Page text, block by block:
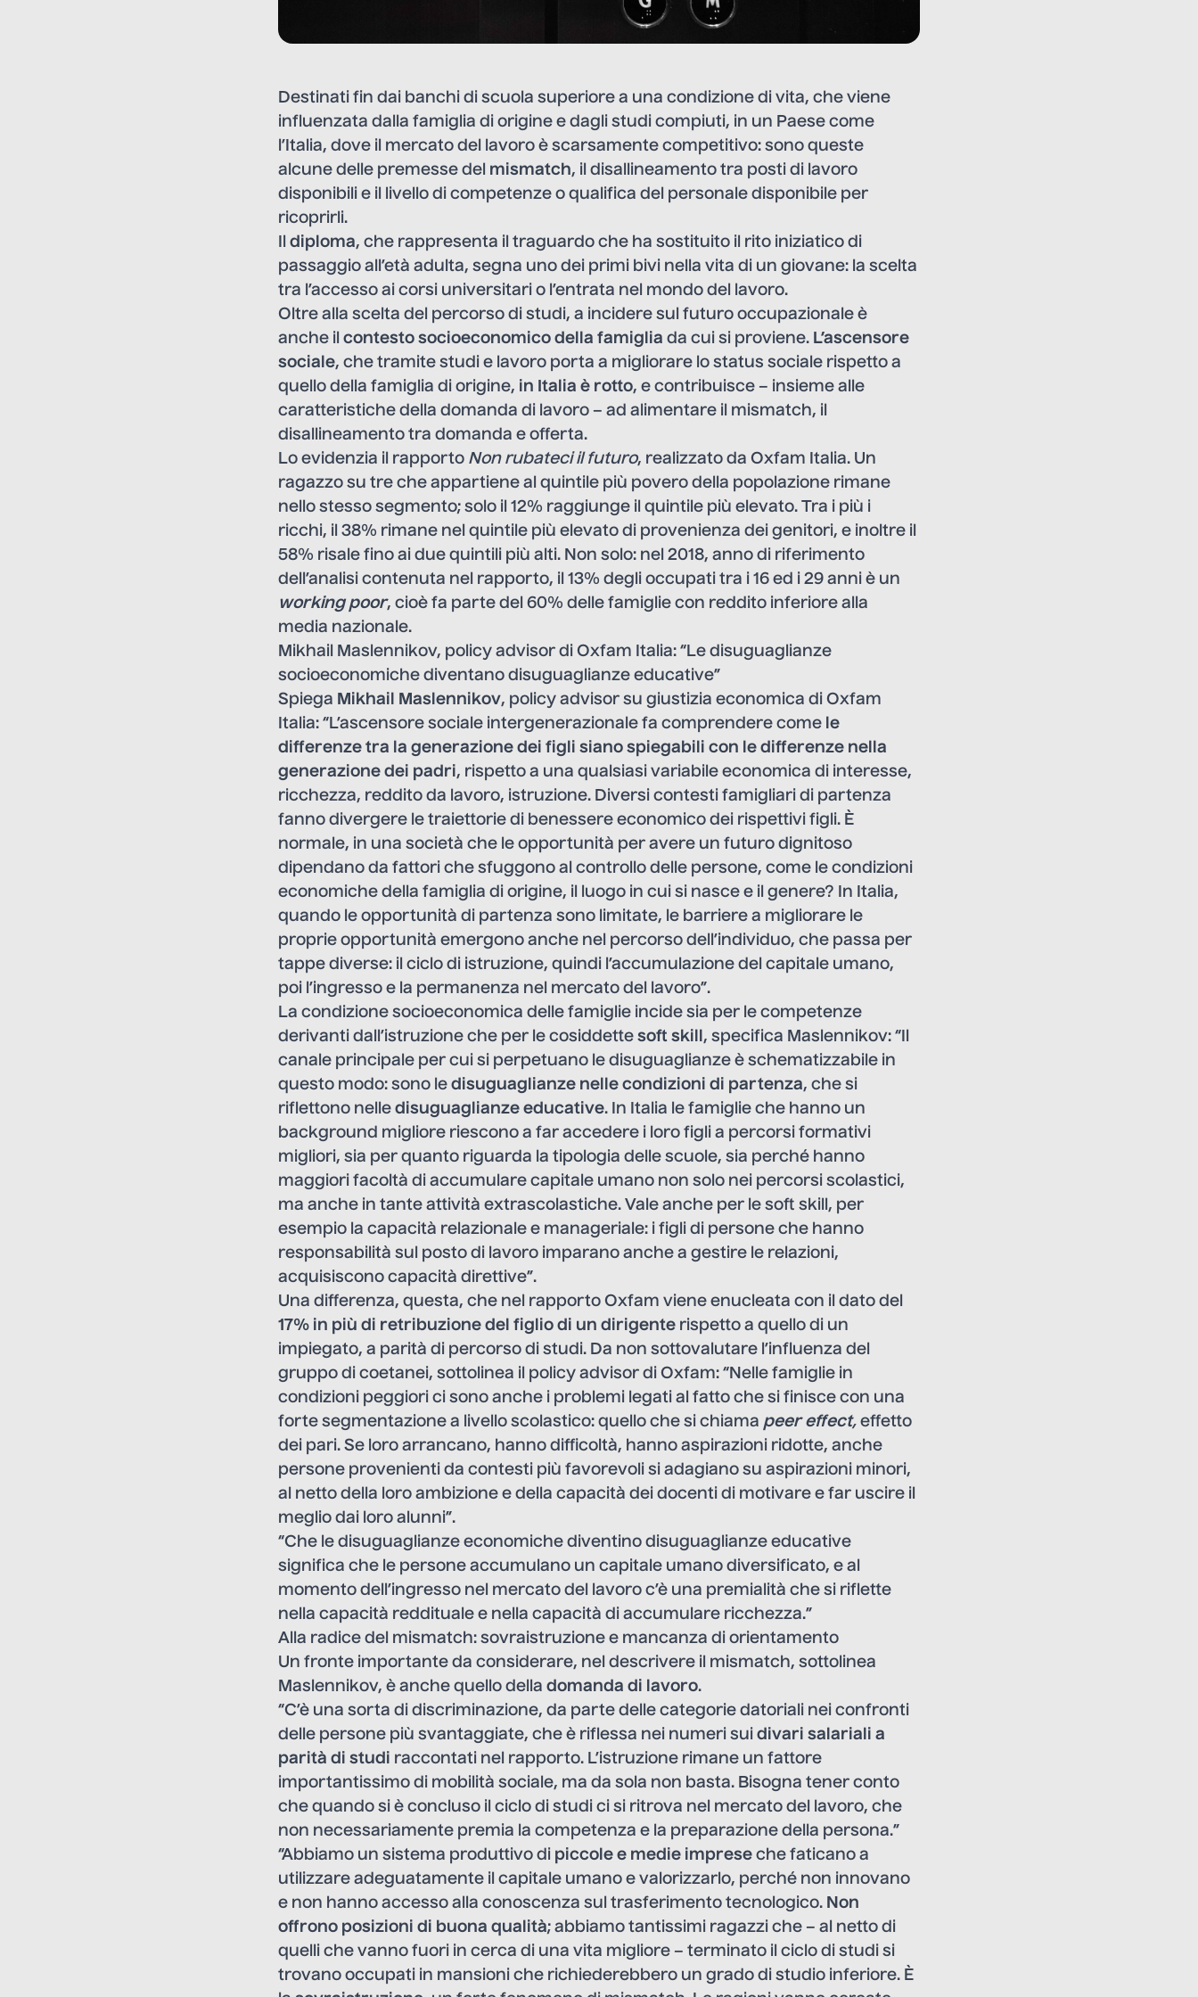
Destinati fin dai banchi di scuola superiore a una condizione di vita, che viene
influenzata dalla famiglia di origine e dagli studi compiuti, in un Paese come
l’Italia, dove il mercato del lavoro è scarsamente competitivo: sono queste
alcune delle premesse del mismatch, il disallineamento tra posti di lavoro
disponibili e il livello di competenze o qualifica del personale disponibile per
ricoprirli.
diploma, che rappresenta il traguardo che ha sostituito il rito iniziatico di
passaggio all’età adulta, segna uno dei primi bivi nella vita di un giovane: la scelta
tra l’accesso ai corsi universitari o l’entrata nel mondo del lavoro.
Oltre alla scelta del percorso di studi, a incidere sul futuro occupazionale è
anche il contesto socioeconomico della famiglia da cui si proviene. L’ascensore
sociale, che tramite studi e lavoro porta a migliorare lo status sociale rispetto a
quello della famiglia di origine, in Italia è rotto, e contribuisce – insieme alle
caratteristiche della domanda di lavoro – ad alimentare il mismatch, il
disallineamento tra domanda e offerta.
Lo evidenzia il rapporto Non rubateci il futuro, realizzato da Oxfam Italia. Un
ragazzo su tre che appartiene al quintile più povero della popolazione rimane
nello stesso segmento; solo il 12% raggiunge il quintile più elevato. Tra i più i
ricchi, il 38% rimane nel quintile più elevato di provenienza dei genitori, e inoltre il
58% risale fino ai due quintili più alti. Non solo: nel 2018, anno di riferimento
dell’analisi contenuta nel rapporto, il 13% degli occupati tra i 16 ed i 29 anni è un
working poor, cioè fa parte del 60% delle famiglie con reddito inferiore alla
media nazionale.
Mikhail Maslennikov, policy advisor di Oxfam Italia: “Le disuguaglianze
socioeconomiche diventano disuguaglianze educative”
Spiega Mikhail Maslennikov, policy advisor su giustizia economica di Oxfam
Italia: “L’ascensore sociale intergenerazionale fa comprendere come le
differenze tra la generazione dei figli siano spiegabili con le differenze nella
generazione dei padri, rispetto a una qualsiasi variabile economica di interesse,
ricchezza, reddito da lavoro, istruzione. Diversi contesti famigliari di partenza
fanno divergere le traiettorie di benessere economico dei rispettivi figli. È
normale, in una società che le opportunità per avere un futuro dignitoso
dipendano da fattori che sfuggono al controllo delle persone, come le condizioni
economiche della famiglia di origine, il luogo in cui si nasce e il genere? In Italia,
quando le opportunità di partenza sono limitate, le barriere a migliorare le
proprie opportunità emergono anche nel percorso dell’individuo, che passa per
tappe diverse: il ciclo di istruzione, quindi l’accumulazione del capitale umano,
poi l’ingresso e la permanenza nel mercato del lavoro”.
La condizione socioeconomica delle famiglie incide sia per le competenze
derivanti dall’istruzione che per le cosiddette soft skill , specifica Maslennikov: “Il
canale principale per cui si perpetuano le disuguaglianze è schematizzabile in
questo modo: sono le disuguaglianze nelle condizioni di partenza, che si
riflettono nelle disuguaglianze educative. In Italia le famiglie che hanno un
background migliore riescono a far accedere i loro figli a percorsi formativi
migliori, sia per quanto riguarda la tipologia delle scuole, sia perché hanno
maggiori facoltà di accumulare capitale umano non solo nei percorsi scolastici,
ma anche in tante attività extrascolastiche. Vale anche per le soft skill, per
esempio la capacità relazionale e manageriale: i figli di persone che hanno
responsabilità sul posto di lavoro imparano anche a gestire le relazioni,
acquisiscono capacità direttive”.
Una differenza, questa, che nel rapporto Oxfam viene enucleata con il dato del
17% in più di retribuzione del figlio di un dirigente rispetto a quello di un
impiegato, a parità di percorso di studi. Da non sottovalutare l’influenza del
gruppo di coetanei, sottolinea il policy advisor di Oxfam: “Nelle famiglie in
condizioni peggiori ci sono anche i problemi legati al fatto che si finisce con una
forte segmentazione a livello scolastico: quello che si chiama peer effect, effetto
dei pari. Se loro arrancano, hanno difficoltà, hanno aspirazioni ridotte, anche
persone provenienti da contesti più favorevoli si adagiano su aspirazioni minori,
al netto della loro ambizione e della capacità dei docenti di motivare e far uscire il
meglio dai loro alunni”.
“Che le disuguaglianze economiche diventino disuguaglianze educative
significa che le persone accumulano un capitale umano diversificato, e al
momento dell’ingresso nel mercato del lavoro c’è una premialità che si riflette
nella capacità reddituale e nella capacità di accumulare ricchezza.”
Alla radice del mismatch: sovraistruzione e mancanza di orientamento
Un fronte importante da considerare, nel descrivere il mismatch, sottolinea
Maslennikov, è anche quello della domanda di lavoro.
“C’è una sorta di discriminazione, da parte delle categorie datoriali nei confronti
delle persone più svantaggiate, che è riflessa nei numeri sui divari salariali a
parità di studi raccontati nel rapporto. L’istruzione rimane un fattore
importantissimo di mobilità sociale, ma da sola non basta. Bisogna tener conto
che quando si è concluso il ciclo di studi ci si ritrova nel mercato del lavoro, che
non necessariamente premia la competenza e la preparazione della persona.”
“Abbiamo un sistema produttivo di piccole e medie imprese che faticano a
utilizzare adeguatamente il capitale umano e valorizzarlo, perché non innovano
e non hanno accesso alla conoscenza sul trasferimento tecnologico. Non
offrono posizioni di buona qualità; abbiamo tantissimi ragazzi che – al netto di
quelli che vanno fuori in cerca di una vita migliore – terminato il ciclo di studi si
trovano occupati in mansioni che richiederebbero un grado di studio inferiore. È